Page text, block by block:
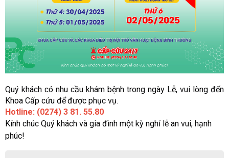
Quý khách có nhu cầu khám bệnh trong ngày Lễ, vui lòng đến
Khoa Cấp cứu đểđược phục vụ.
Hotline: (0274) 3 81. 55.80
Kính chúc Quý khách và gia đình một kỳ nghỉ lễ an vui, hạnh
phúc!